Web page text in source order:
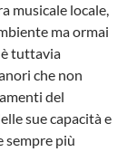
musicale locale,
ma ormai
è tuttavia
che non
del
sue capacità e
sempre più